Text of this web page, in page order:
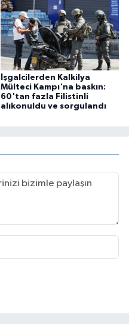
İşgalcilerden Kalkilya
Mülteci Kampı'na baskın:
60'tan fazla Filistinli
alıkonuldu ve sorgulandı